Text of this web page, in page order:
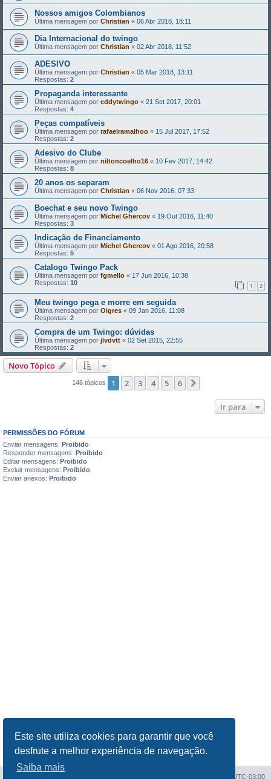
Este site utiliza cookies para garantir que você
desfrute a melhor experiência de navegação.
Saiba mais
Nossos amigos Colombianos
Última mensagem por Christian « 06 Abr 2018, 18:11
Dia Internacional do twingo
Última mensagem por Christian « 02 Abr 2018, 11:52
ADESIVO
Última mensagem por Christian « 05 Mar 2018, 13:11
Respostas: 2
Propaganda interessante
Última mensagem por eddytwingo « 21 Set 2017, 20:01
Respostas: 4
Peças compatíveis
Última mensagem por rafaelramalhoo « 15 Jul 2017, 17:52
Respostas: 2
Adesivo do Clube
Última mensagem por niltoncoelho16 « 10 Fev 2017, 14:42
Respostas: 8
20 anos os separam
Última mensagem por Christian « 06 Nov 2016, 07:33
Boechat e seu novo Twingo
Última mensagem por Michel Ghercov « 19 Out 2016, 11:40
Respostas: 3
Indicação de Financiamento
Última mensagem por Michel Ghercov « 01 Ago 2016, 20:58
Respostas: 5
Catalogo Twingo Pack
Última mensagem por fgmello « 17 Jun 2016, 10:38
Respostas: 10 1 2
Meu twingo pega e morre em seguida
Última mensagem por Oigres « 09 Jan 2016, 11:08
Respostas: 2
Compra de um Twingo: dúvidas
Última mensagem por jlvdvtt « 02 Set 2015, 22:55
Respostas: 2
Novo Tópico
146 tópicos 1 2 3 4 5 6
Ir para
PERMISSÕES DO FÓRUM
Enviar mensagens: Proibido
Responder mensagens: Proibido
Editar mensagens: Proibido
Excluir mensagens: Proibido
Enviar anexos: Proibido
UTC-03:00